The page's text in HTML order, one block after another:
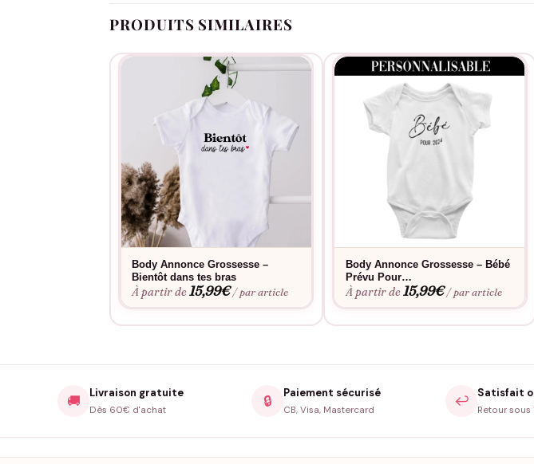
PRODUITS SIMILAIRES
Body Annonce Grossesse –
Bientôt dans tes bras
À partir de15,99€ / par article
Body Annonce Grossesse – Bébé
Prévu Pour…
À partir de15,99€ / par article
🚚 Livraison gratuite
Dès 60€ d'achat
🔒 Paiement sécurisé
CB, Visa, Mastercard
↩️ Satisfait
Retour sous